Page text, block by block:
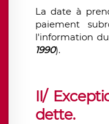
La date à
paiement
l'information
1990).
II/
dette.